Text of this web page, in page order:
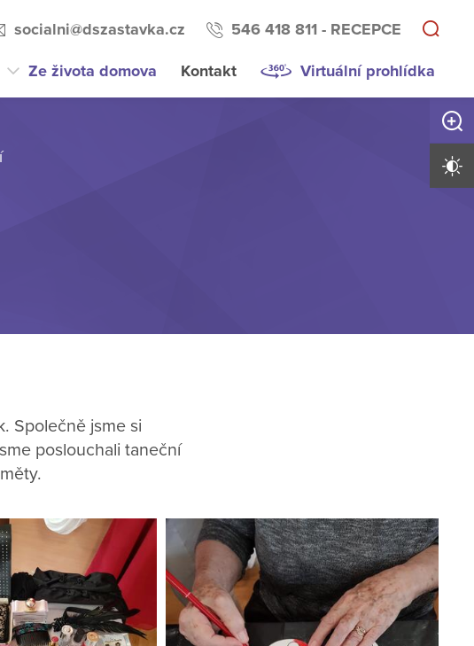
socialni@dszastavka.cz 546 418 811 - RECEPCE
Ze života domova Kontakt Virtuální prohlídka
Společně jsme si
poslouchali taneční